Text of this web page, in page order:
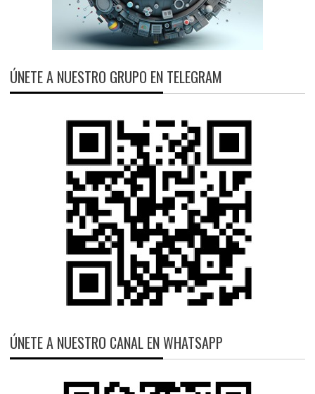
ÚNETE A NUESTRO GRUPO EN TELEGRAM
ÚNETE A NUESTRO CANAL EN WHATSAPP